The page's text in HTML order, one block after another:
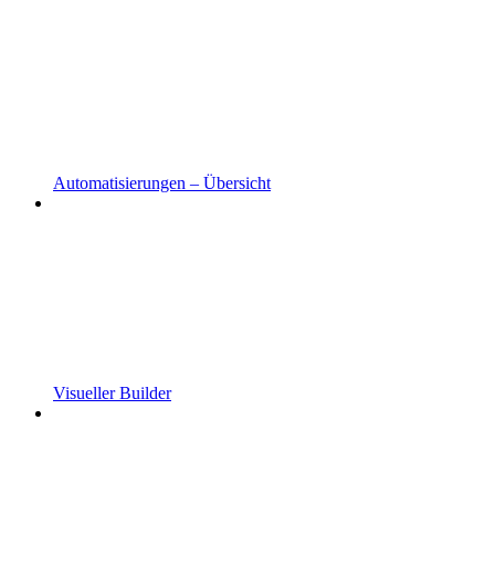
Automatisierungen – Übersicht
Visueller Builder